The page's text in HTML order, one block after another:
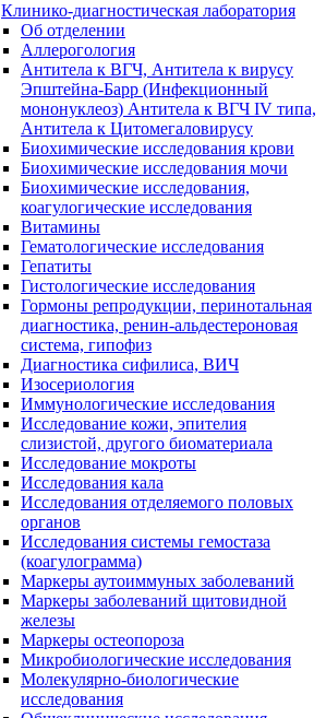
Клинико-диагностическая лаборатория
Об отделении
Аллерогология
Антитела к ВГЧ, Антитела к вирусу
Эпштейна-Барр (Инфекционный
мононуклеоз) Антитела к ВГЧ IV типа,
Антитела к Цитомегаловирусу
Биохимические исследования крови
Биохимические исследования мочи
Биохимические исследования,
коагулогические исследования
Витамины
Гематологические исследования
Гепатиты
Гистологические исследования
Гормоны репродукции, перинотальная
диагностика, ренин-альдестероновая
система, гипофиз
Диагностика сифилиса, ВИЧ
Изосериология
Иммунологические исследования
Исследование кожи, эпителия
слизистой, другого биоматериала
Исследование мокроты
Исследования кала
Исследования отделяемого половых
органов
Исследования системы гемостаза
(коагулограмма)
Маркеры аутоиммуных заболеваний
Маркеры заболеваний щитовидной
железы
Маркеры остеопороза
Микробиологические исследования
Молекулярно-биологические
исследования